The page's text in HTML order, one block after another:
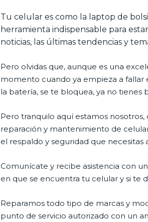
Tu celular es como la laptop de
herramienta indispensable para
noticias, las últimas tendencias y
Pero olvidas que, aunque es una
momento cuando ya empieza a fallar
la batería, se te bloquea, ya no
Pero tranquilo aquí estamos
reparación y mantenimiento de
el respaldo y seguridad que necesitas
Comunícate y recibe asistencia con
en que se encuentra tu celular y si te
Reparamos todo tipo de marcas y
punto de servicio autorizado con un